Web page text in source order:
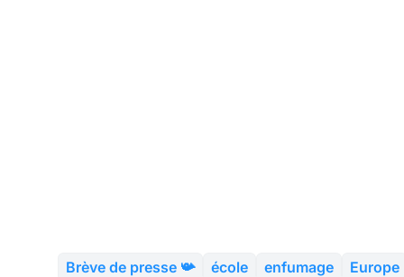
Brève de presse 📯 école enfumage Europe